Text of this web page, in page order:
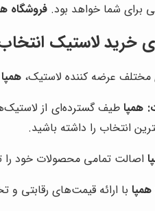
برای شما خواهد بود. فروشگاه
خرید لاستیک
مختلف عرضه کننده لاستیک، همپا
همپاطیف گسترده‌ای از
انتخاب را داشته باشید.
اصالت تمامی محصولات خود را
همپابا ارائه قیمت‌های رقابتی